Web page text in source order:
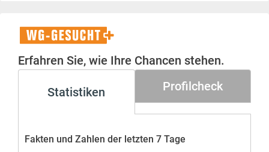
WG-
Gesucht+
Erfahren Sie, wie Ihre Chancen stehen.
Statistiken Profilcheck
Fakten und Zahlen der letzten 7 Tage